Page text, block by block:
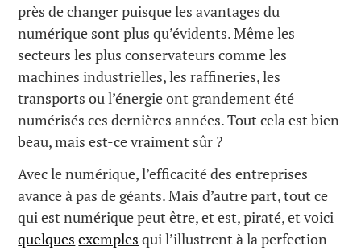
près de changer puisque les avantages du
numérique sont plus qu’évidents. Même les
secteurs les plus conservateurs comme les
machines industrielles, les raffineries, les
transports ou l’énergie ont grandement été
numérisés ces dernières années. Tout cela est bien
beau, mais est-ce vraiment sûr ?
Avec le numérique, l’efficacité des entreprises
avance à pas de géants. Mais d’autre part, tout ce
qui est numérique peut être, et est, piraté, et voici
quelques exemples qui l’illustrent à la perfection